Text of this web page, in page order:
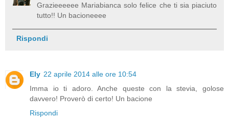
Grazieeeeee Mariabianca solo felice che ti sia piaciuto
tutto!! Un bacioneeee
Rispondi
Ely 22 aprile 2014 alle ore 10:54
Imma io ti adoro. Anche queste con la stevia, golose
davvero! Proverò di certo! Un bacione
Rispondi